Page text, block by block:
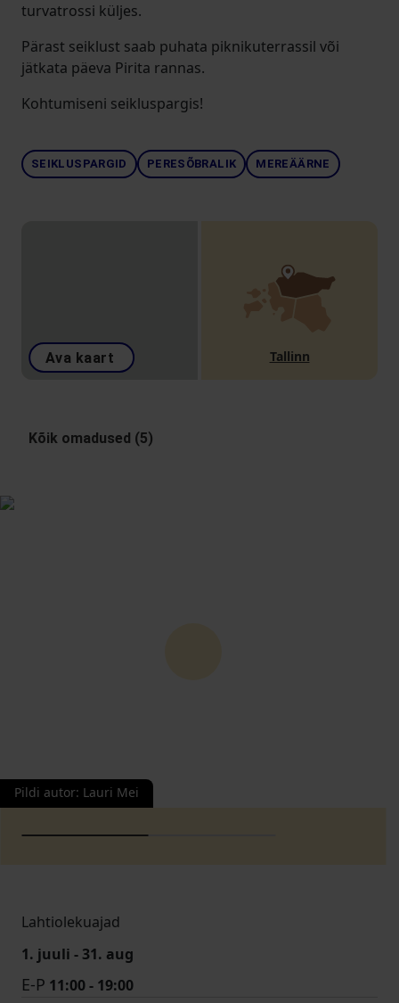
turvatrossi küljes.
Pärast seiklust saab puhata piknikuterrassil või
jätkata päeva Pirita rannas.
Kohtumiseni seikluspargis!
SEIKLUSPARGID PERESÕBRALIK MEREÄÄRNE
Ava kaart Tallinn
Kõik omadused (5)
Pildi autor: Lauri Mei
Lahtiolekuajad
1. juuli - 31. aug
E-P 11:00 - 19:00